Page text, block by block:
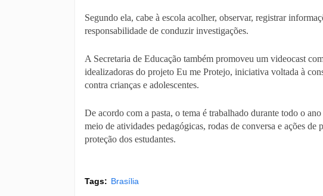
Segundo ela, cabe à escola acolher, observar, registrar
responsabilidade de conduzir investigações.
A Secretaria de Educação também promoveu um videocast
idealizadoras do projeto Eu me Protejo, iniciativa voltada à
contra crianças e adolescentes.
De acordo com a pasta, o tema é trabalhado durante todo o
meio de atividades pedagógicas, rodas de conversa e ações de
proteção dos estudantes.
Tags: Brasília